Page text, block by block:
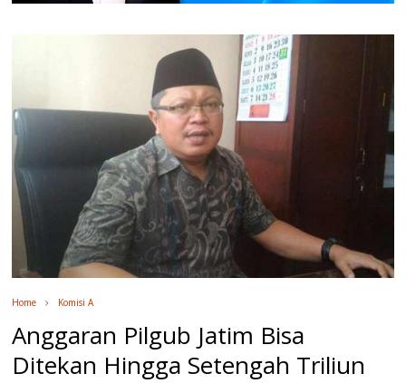
Home Komisi A
Anggaran Pilgub Jatim Bisa
Ditekan Hingga Setengah Triliun